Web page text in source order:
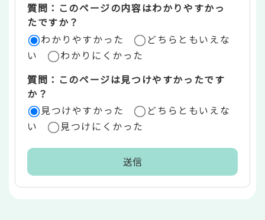
リ
ア
質問：このページの内容はわかりやすかっ
たですか？
わかりやすかった
どちらともいえな
い
わかりにくかった
質問：このページは見つけやすかったです
か？
見つけやすかった
どちらともいえな
い
見つけにくかった